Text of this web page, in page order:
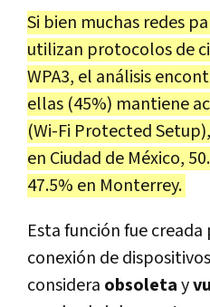
Si bien muchas redes
utilizan protocolos de
WPA3, el análisis
ellas (45%) mantiene
(Wi-Fi Protected
en Ciudad de México,
47.5% en Monterrey.
Esta función fue
conexión de
considera obsoletay